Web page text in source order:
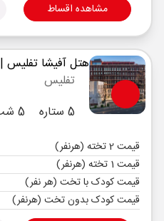
مشاهده اقساط
هتل آفیشا تفلیس | Afisha Hotel Tbilisi
تفلیس
5 ستاره
5 شب
قیمت 2 تخته (هرنفر)
قیمت 1 تخته (هرنفر)
قیمت کودک با تخت (هر نفر)
قیمت کودک بدون تخت (هرنفر)